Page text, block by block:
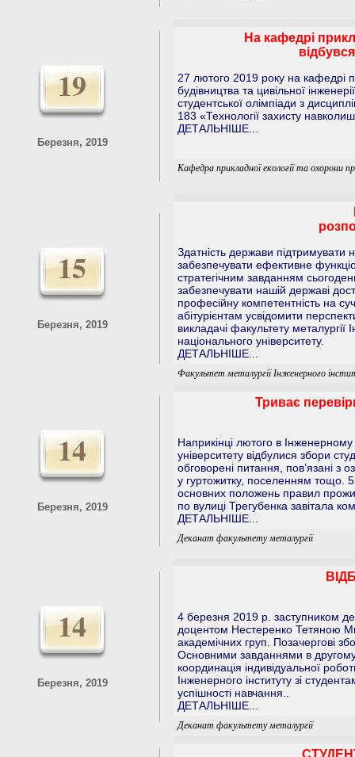
19
Березня, 2019
На кафедрі
27 лютого 2019 року на кафедрі
будівництва та цивільної
студентської олімпіади з
183 «Технології захисту
ДЕТАЛЬНІШЕ...
Кафедра прикладної екології та охорони
15
Березня, 2019
Здатність держави підтримувати
забезпечувати ефективне
стратегічним завданням
забезпечувати нашій державі
професійну компетентність на
абітурієнтам усвідомити
викладачі факультету металургії
національного університету.
ДЕТАЛЬНІШЕ...
Факультет металургії Інженерного
14
Березня, 2019
Триває
Наприкінці лютого в Інженерному
університету відбулися збори
обговорені питання, пов’язані
у гуртожитку, поселенням тощо.
основних положень правил
по вулиці Трегубенка завітала
ДЕТАЛЬНІШЕ...
Деканат факультету металургії
14
Березня, 2019
4 березня 2019 р. заступником
доцентом Нестеренко Тетяною
академічних груп. Позачергові
Основними завданнями в
координація індивідуальної
Інженерного інституту зі
успішності навчання..
ДЕТАЛЬНІШЕ...
Деканат факультету металургії